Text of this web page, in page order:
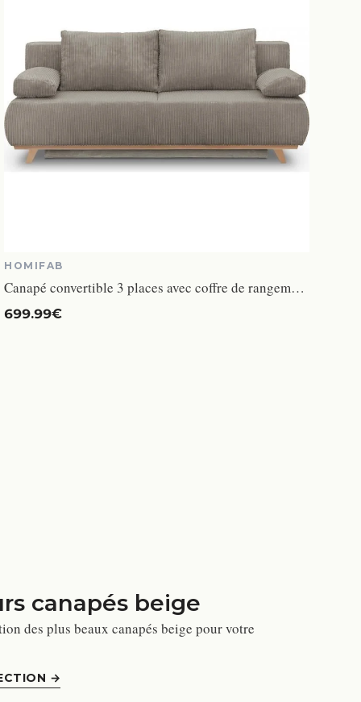
HOMIFAB
Canapé convertible 3 places avec coffre de rangement en velours côtelé taupe - Laria New
699.99€
canapés beige
des plus beaux canapés beige pour votre
→